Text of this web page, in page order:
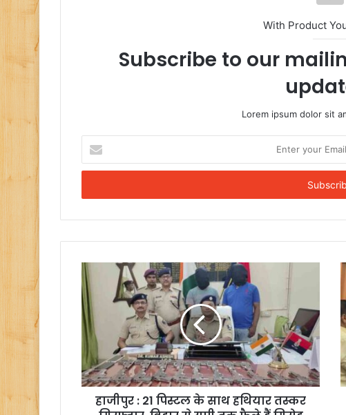
With Product
Subscribe to our
Lorem ipsum dolor sit
your
Email
हाजीपुर : 21 पिस्टल के साथ हथियार तस्कर